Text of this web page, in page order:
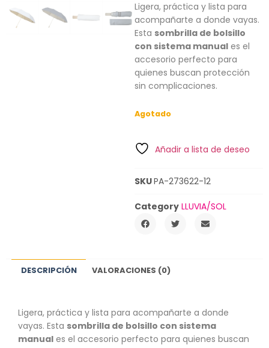
Ligera, práctica y lista para
acompañarte a donde vayas.
Esta sombrilla de bolsillo
con sistema manual es el
accesorio perfecto para
quienes buscan protección
sin complicaciones.
Agotado
Añadir a lista de deseo
SKUPA-273622-12
Category LLUVIA/SOL
DESCRIPCIÓN VALORACIONES (0)
Ligera, práctica y lista para acompañarte a donde
vayas. Esta sombrilla de bolsillo con sistema
manual es el accesorio perfecto para quienes buscan